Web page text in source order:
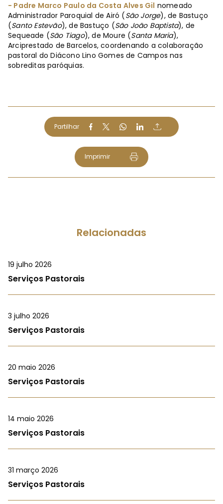
- Padre Marco Paulo da Costa Alves Gil nomeado
Administrador Paroquial de Airó (São Jorge), de Bastuço
(Santo Estevão), de Bastuço (São João Baptista), de
Sequeade (São Tiago), de Moure (Santa Maria),
Arciprestado de Barcelos, coordenando a colaboração
pastoral do Diácono Lino Gomes de Campos nas
sobreditas paróquias.
Partilhar
Imprimir
Relacionadas
19 julho 2026
Serviços Pastorais
3 julho 2026
Serviços Pastorais
20 maio 2026
Serviços Pastorais
14 maio 2026
Serviços Pastorais
31 março 2026
Serviços Pastorais